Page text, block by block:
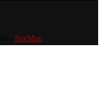
SiteMap